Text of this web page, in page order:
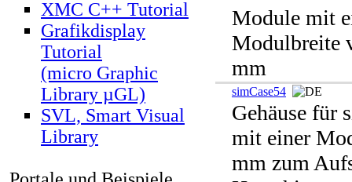
XMC C++ Tutorial
Grafikdisplay
Tutorial
(micro Graphic
Library µGL)
SVL, Smart Visual
Library
Module mit
Modulbreite
mm
simCase54
Gehäuse für
mit einer
mm zum